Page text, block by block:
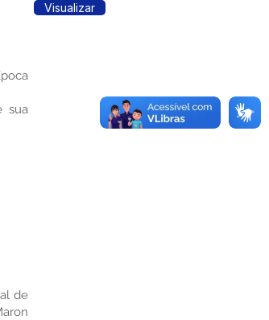
sua
de
Visualizar